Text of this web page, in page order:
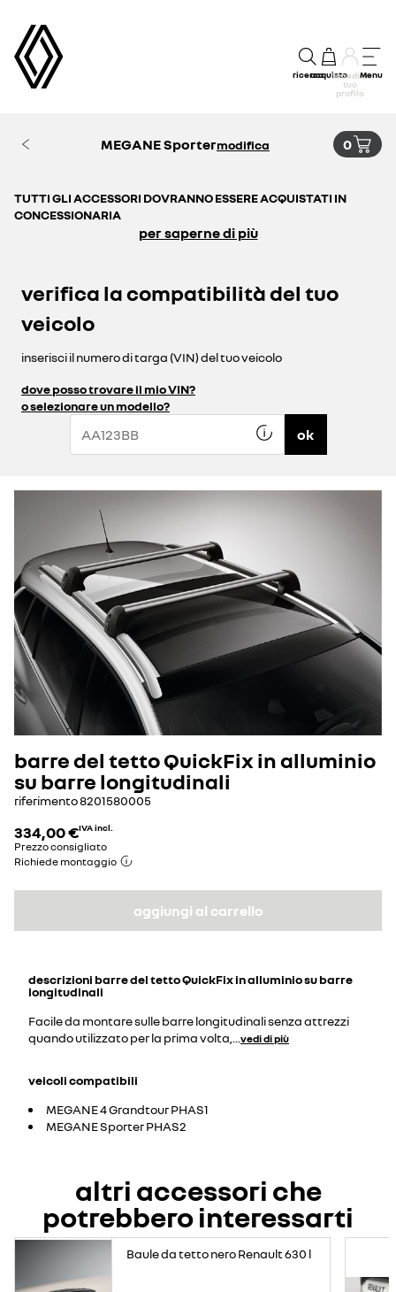
ricercaacquistoaccedi al
tuo
profilo
Menu
MEGANE Sportermodifica 0
TUTTI GLI ACCESSORI DOVRANNO ESSERE ACQUISTATI IN
CONCESSIONARIA
per saperne di più
verifica la compatibilità del tuo
veicolo
inserisci il numero di targa (VIN) del tuo veicolo
dove posso trovare il mio VIN?
o selezionare un modello?
ok
barre del tetto QuickFix in alluminio
su barre longitudinali
riferimento8201580005
334,00 €IVA incl.
Prezzo consigliato
Richiede montaggio
aggiungi al carrello
descrizioni barre del tetto QuickFix in alluminio su barre
longitudinali
Facile da montare sulle barre longitudinali senza attrezzi
quando utilizzato per la prima volta,
vedi di più
veicoli compatibili
MEGANE 4 Grandtour PHAS1
MEGANE Sporter PHAS2
altri accessori che
potrebbero interessarti
Baule da tetto nero Renault 630 l